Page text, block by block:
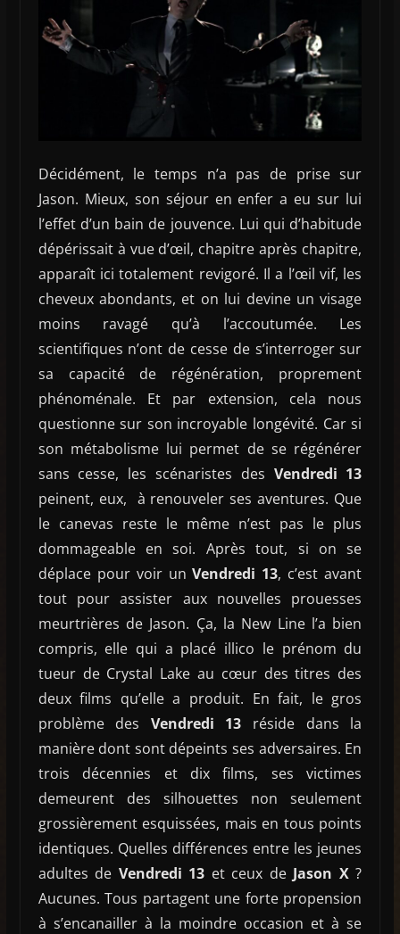
Décidément, le temps n’a pas de prise sur
Jason. Mieux, son séjour en enfer a eu sur lui
l’effet d’un bain de jouvence. Lui qui d’habitude
dépérissait à vue d’œil, chapitre après chapitre,
apparaît ici totalement revigoré. Il a l’œil vif, les
cheveux abondants, et on lui devine un visage
moins ravagé qu’à l’accoutumée. Les
scientifiques n’ont de cesse de s’interroger sur
sa capacité de régénération, proprement
phénoménale. Et par extension, cela nous
questionne sur son incroyable longévité. Car si
son métabolisme lui permet de se régénérer
sans cesse, les scénaristes des Vendredi 13
peinent, eux, à renouveler ses aventures. Que
le canevas reste le même n’est pas le plus
dommageable en soi. Après tout, si on se
déplace pour voir unVendredi 13, c’est avant
tout pour assister aux nouvelles prouesses
meurtrières de Jason. Ça, la New Line l’a bien
compris, elle qui a placé illico le prénom du
tueur de Crystal Lake au cœur des titres des
deux films qu’elle a produit. En fait, le gros
problème des Vendredi 13 réside dans la
manière dont sont dépeints ses adversaires. En
trois décennies et dix films, ses victimes
demeurent des silhouettes non seulement
grossièrement esquissées, mais en tous points
identiques. Quelles différences entre les jeunes
adultes de Vendredi 13 et ceux de Jason X?
Aucunes. Tous partagent une forte propension
à s’encanailler à la moindre occasion et à se